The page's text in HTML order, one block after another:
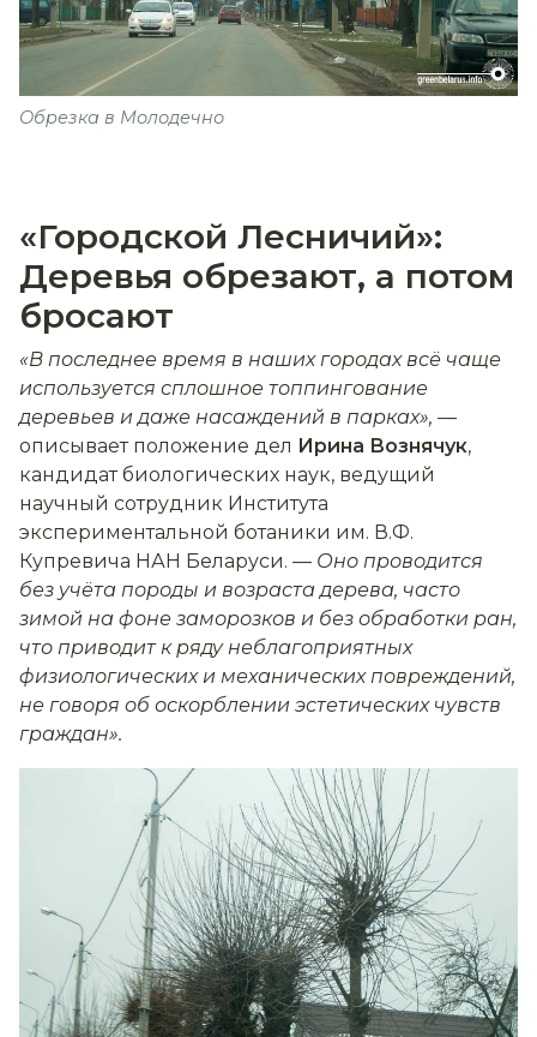
Обрезка в Молодечно
«Городской Лесничий»:
Деревья обрезают, а потом
бросают
«В последнее время в наших городах всё чаще
используется сплошное топпингование
деревьев и даже насаждений в парках», —
описывает положение дел Ирина Вознячук,
кандидат биологических наук, ведущий
научный сотрудник Института
экспериментальной ботаники им. В.Ф.
Купревича НАН Беларуси. — Оно проводится
без учёта породы и возраста дерева, часто
зимой на фоне заморозков и без обработки ран,
что приводит к ряду неблагоприятных
физиологических и механических повреждений,
не говоря об оскорблении эстетических чувств
граждан».